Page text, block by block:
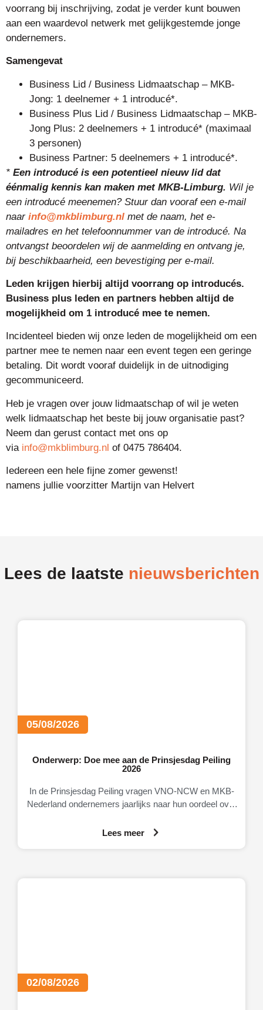
voorrang bij inschrijving, zodat je verder kunt bouwen
aan een waardevol netwerk met gelijkgestemde jonge
ondernemers.
Samengevat
Business Lid / Business Lidmaatschap – MKB-
Jong: 1 deelnemer + 1 introducé*.
Business Plus Lid / Business Lidmaatschap – MKB-
Jong Plus: 2 deelnemers + 1 introducé* (maximaal
3 personen)
Business Partner: 5 deelnemers + 1 introducé*.
* Een introducé is een potentieel nieuw lid dat
éénmalig kennis kan maken met MKB-Limburg. Wil je
een introducé meenemen? Stuur dan vooraf een e-mail
naar info@mkblimburg.nl met de naam, het e-
mailadres en het telefoonnummer van de introducé. Na
ontvangst beoordelen wij de aanmelding en ontvang je,
bij beschikbaarheid, een bevestiging per e-mail.
Leden krijgen hierbij altijd voorrang op introducés.
Business plus leden en partners hebben altijd de
mogelijkheid om 1 introducé mee te nemen.
Incidenteel bieden wij onze leden de mogelijkheid om een
partner mee te nemen naar een event tegen een geringe
betaling. Dit wordt vooraf duidelijk in de uitnodiging
gecommuniceerd.
Heb je vragen over jouw lidmaatschap of wil je weten
welk lidmaatschap het beste bij jouw organisatie past?
Neem dan gerust contact met ons op
via info@mkblimburg.nl of 0475 786404.
Iedereen een hele fijne zomer gewenst!
namens jullie voorzitter Martijn van Helvert
Lees de laatste nieuwsberichten
05/08/2026
Onderwerp: Doe mee aan de Prinsjesdag Peiling
2026
In de Prinsjesdag Peiling vragen VNO-NCW en MKB-
Nederland ondernemers jaarlijks naar hun oordeel over
Lees meer
02/08/2026